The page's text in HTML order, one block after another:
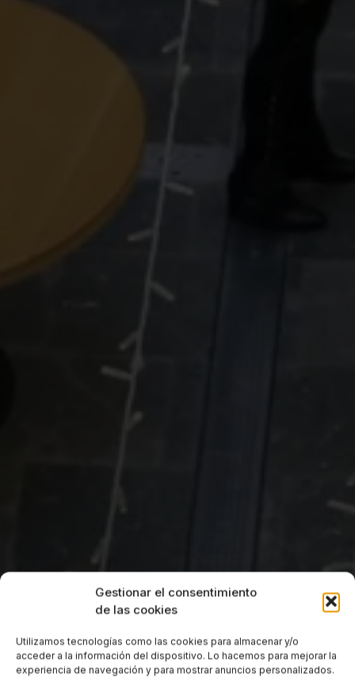
Gestionar el consentimiento
de las cookies
Utilizamos tecnologías como las cookies para almacenar y/o
acceder a la información del dispositivo. Lo hacemos para mejorar la
experiencia de navegación y para mostrar anuncios personalizados.